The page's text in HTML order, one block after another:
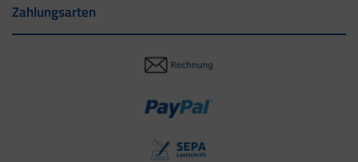
Zahlungsarten